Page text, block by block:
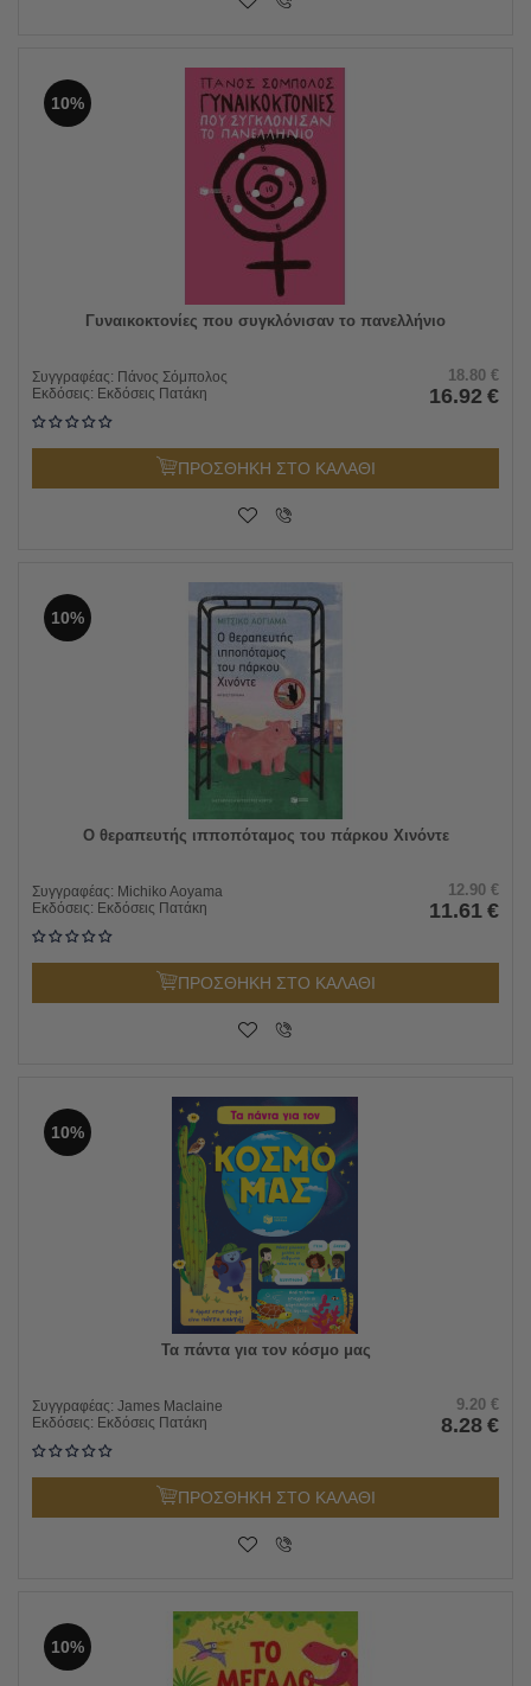
10%
Γυναικοκτονίες που συγκλόνισαν το πανελλήνιο
Συγγραφέας: Πάνος Σόμπολος
Εκδόσεις: Εκδόσεις Πατάκη
18.80 €
16.92 €
ΠΡΟΣΘΗΚΗ ΣΤΟ ΚΑΛΑΘΙ
10%
O θεραπευτής ιπποπόταμος του πάρκου Χινόντε
Συγγραφέας: Michiko Aoyama
Εκδόσεις: Εκδόσεις Πατάκη
12.90 €
11.61 €
ΠΡΟΣΘΗΚΗ ΣΤΟ ΚΑΛΑΘΙ
10%
Τα πάντα για τον κόσμο μας
Συγγραφέας: James Maclaine
Εκδόσεις: Εκδόσεις Πατάκη
9.20 €
8.28 €
ΠΡΟΣΘΗΚΗ ΣΤΟ ΚΑΛΑΘΙ
10%